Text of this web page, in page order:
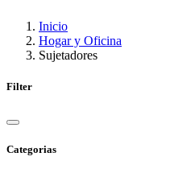
Inicio
Hogar y Oficina
Sujetadores
Filter
Categorias